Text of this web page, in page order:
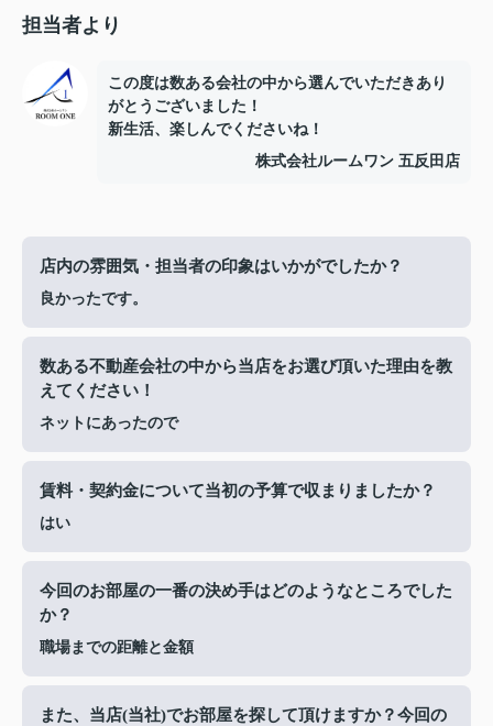
担当者より
この度は数ある会社の中から選んでいただきあり
がとうございました！
新生活、楽しんでくださいね！
株式会社ルームワン 五反田店
店内の雰囲気・担当者の印象はいかがでしたか？
良かったです。
数ある不動産会社の中から当店をお選び頂いた理由を教
えてください！
ネットにあったので
賃料・契約金について当初の予算で収まりましたか？
はい
今回のお部屋の一番の決め手はどのようなところでした
か？
職場までの距離と金額
また、当店(当社)でお部屋を探して頂けますか？今回の